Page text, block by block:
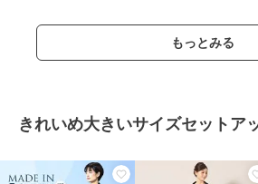
もっとみる
きれいめ大きいサイズセットア